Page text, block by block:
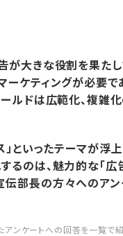
大きな役割を果たし
ケティングが必要で
ルドは広範化、複雑
といったテーマが浮
のは、魅力的な「広
部長の方々へのア
ンケートへの回答を一覧で紹